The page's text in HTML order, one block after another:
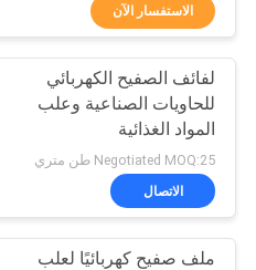
في
المعمل
رقابة
جودة
اتصل
غطاء صفيح
117
الاستفسار الآن
لفائف الصفيح الكهربائي
للحاويات الصناعية وعلب
المواد الغذائية
Negotiated MOQ:25 طن متري
الاتصال
ملف صفيح كهربائيًا لعلب